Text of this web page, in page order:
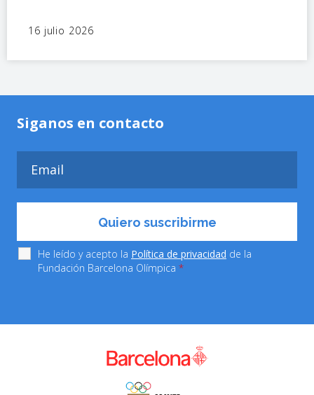
16 julio 2026
Siganos en contacto
He leído y acepto la Política de privacidad de la
Fundación Barcelona Olímpica *